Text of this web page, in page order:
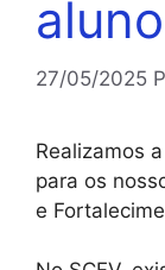
27/05/2025
Realizamos
para os
e